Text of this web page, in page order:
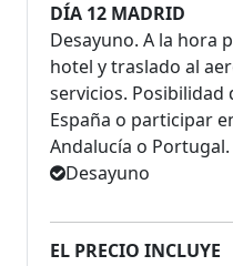
DÍA 12 MADRID
Desayuno. A la hora
hotel y traslado al
servicios. Posibilidad
España o participar
Andalucía o Portugal.
Desayuno
EL PRECIO INCLUYE